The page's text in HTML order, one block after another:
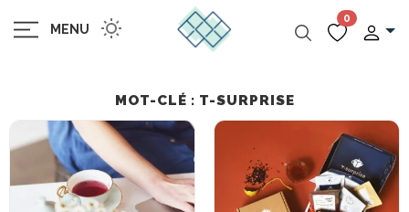
MENU
0
MOT-CLÉ : T-SURPRISE